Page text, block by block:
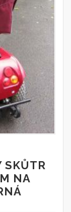
SKŮTR
NA